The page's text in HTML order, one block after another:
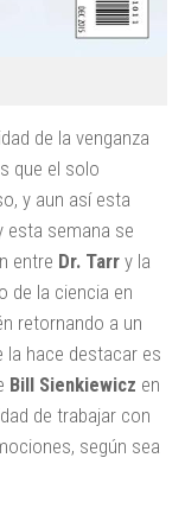
de la venganza
que el solo
y aun así esta
esta semana se
entre Dr. Tarr y la
de la ciencia en
retornando a un
la hace destacar es
Bill Sienkiewicz en
de trabajar con
según sea